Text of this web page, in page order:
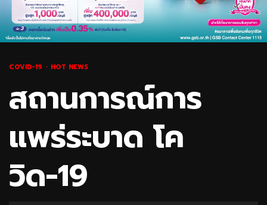
COVID-19 HOT NEWS
สถานการณ์การ
แพร่ระบาด โค
วิด-19